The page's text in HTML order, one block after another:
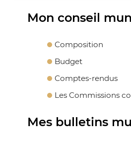
Mon conseil
Composition
Budget
Comptes-rendus
Les Commissions
Mes bulletins